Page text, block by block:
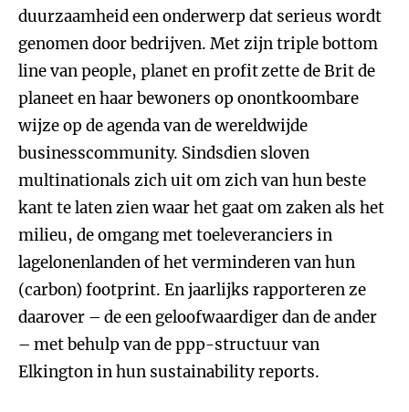
duurzaamheid een onderwerp dat serieus wordt
genomen door bedrijven. Met zijn triple bottom
line van people, planet en profitzette de Brit de
planeet en haar bewoners op onontkoombare
wijze op de agenda van de wereldwijde
businesscommunity. Sindsdien sloven
multinationals zich uit om zich van hun beste
kant te laten zien waar het gaat om zaken als het
milieu, de omgang met toeleveranciers in
lagelonenlanden of het verminderen van hun
(carbon) footprint. En jaarlijks rapporteren ze
daarover – de een geloofwaardiger dan de ander
– met behulp van de ppp-structuur van
Elkington in hun sustainability reports.